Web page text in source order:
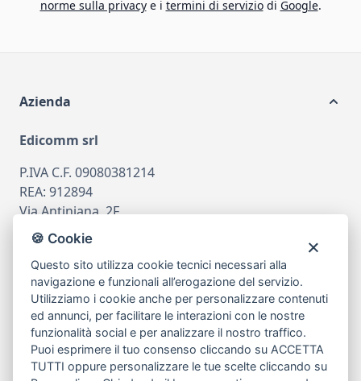
norme sulla privacye i termini di serviziodi Google.
Azienda
Edicomm srl
P.IVA C.F. 09080381214
REA: 912894
Via Antiniana, 2F
80078 Pozzuoli
tel081.7515380
emailinfo@edicomm.it
Assistenza Clienti
🍪 Cookie
Questo sito utilizza cookie tecnici necessari alla
navigazione e funzionali all’erogazione del servizio.
Utilizziamo i cookie anche per personalizzare contenuti
ed annunci, per facilitare le interazioni con le nostre
funzionalità social e per analizzare il nostro traffico.
Puoi esprimere il tuo consenso cliccando su ACCETTA
TUTTI oppure personalizzare le tue scelte cliccando su